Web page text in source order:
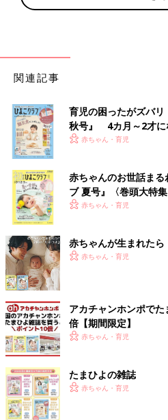
関連記事
育児の困ったがズバ
秋号』 4カ月～2才に
いっぱい！
赤ちゃん・育児
赤ちゃんのお世話ま
ブ 夏号』〈巻頭大特
く！ おっぱい・ミル
赤ちゃん・育児
赤ちゃんが生まれたら
赤ちゃん・育児
アカチャンホンポで
倍【期間限定】
赤ちゃん・育児
たまひよの雑誌
赤ちゃん・育児